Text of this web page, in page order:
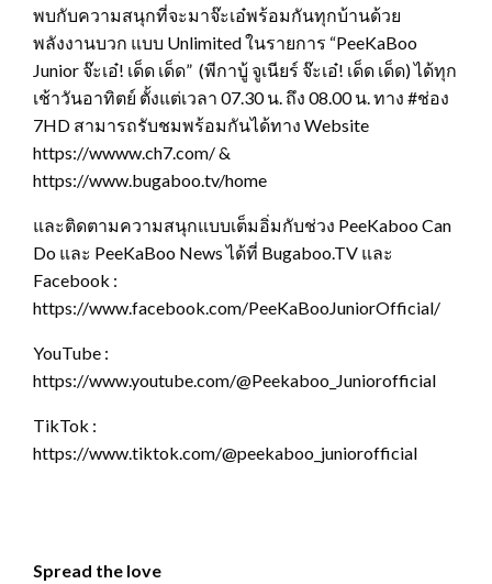
พบกับความสนุกที่จะมาจ๊ะเอ๋พร้อมกันทุกบ้านด้วย
พลังงานบวก แบบ Unlimited ในรายการ “PeeKaBoo
Junior จ๊ะเอ๋! เด็ด เด็ด” (พีกาบู้ จูเนียร์ จ๊ะเอ๋! เด็ด เด็ด) ได้ทุก
เช้าวันอาทิตย์ ตั้งแต่เวลา 07.30 น. ถึง 08.00 น. ทาง #ช่อง
7HD สามารถรับชมพร้อมกันได้ทาง Website
https://wwww.ch7.com/ &
https://www.bugaboo.tv/home
และติดตามความสนุกแบบเต็มอิ่มกับช่วง PeeKaboo Can
Do และ PeeKaBoo News ได้ที่ Bugaboo.TV และ
Facebook :
https://www.facebook.com/PeeKaBooJuniorOfficial/
YouTube :
https://www.youtube.com/@Peekaboo_Juniorofficial
TikTok :
https://www.tiktok.com/@peekaboo_juniorofficial
Spread the love